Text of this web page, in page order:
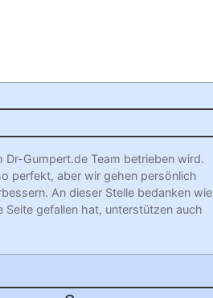
Gumpert.de Team betrieben wird.
perfekt, aber wir gehen persönlich
An dieser Stelle bedanken wie
Seite gefallen hat, unterstützen auch